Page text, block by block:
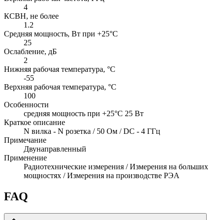
4
КСВН, не более
1.2
Средняя мощность, Вт при +25°C
25
Ослабление, дБ
2
Нижняя рабочая температура, °C
-55
Верхняя рабочая температура, °C
100
Особенности
cредняя мощность при +25°C 25 Вт
Краткое описание
N вилка - N розетка / 50 Ом / DC - 4 ГГц
Примечание
Двунаправленный
Применение
Радиотехнические измерения / Измерения на больших
мощностях / Измерения на производстве РЭА
FAQ